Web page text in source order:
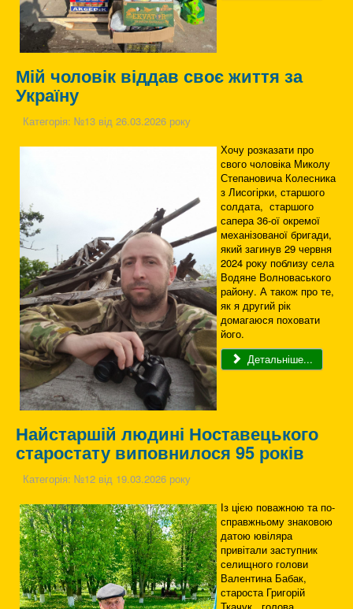
Мій чоловік віддав своє життя за
Україну
Категорія: №13 від 26.03.2026 року
Хочу розказати про
свого чоловіка Миколу
Степановича Колесника
з Лисогірки, старшого
солдата, старшого
сапера 36-ої окремої
механізованої бригади,
який загинув 29 червня
2024 року поблизу села
Водяне Волноваського
району. А також про те,
як я другий рік
домагаюся поховати
його.
Детальніше...
Найстаршій людині Ноставецького
старостату виповнилося 95 років
Категорія: №12 від 19.03.2026 року
Із цією поважною та по-
справжньому знаковою
датою ювіляра
привітали заступник
селищного голови
Валентина Бабак,
староста Григорій